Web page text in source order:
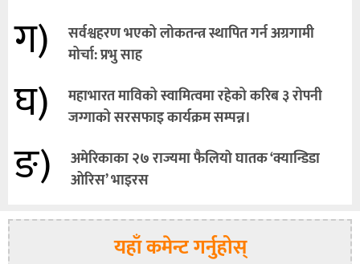
ग)
सर्वश्वहरण भएको लोकतन्त्र स्थापित गर्न अग्रगामी
मोर्चा: प्रभु साह
घ)
महाभारत माविको स्वामित्वमा रहेको करिब ३ रोपनी
जग्गाको सरसफाइ कार्यक्रम सम्पन्न।
ङ)
अमेरिकाका २७ राज्यमा फैलियाे घातक ‘क्यान्डिडा
ओरिस’ भाइरस
यहाँ कमेन्ट गर्नुहोस्